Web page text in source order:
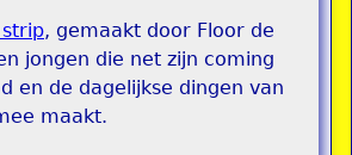
, gemaakt door Floor de
jongen die net zijn coming
en de dagelijkse dingen van
maakt.